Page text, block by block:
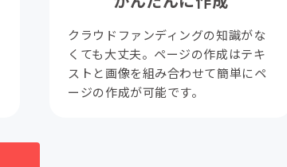
クラウドファンディングの知識がな
くても大丈夫。ページの作成はテキ
ストと画像を組み合わせて簡単にペ
ージの作成が可能です。